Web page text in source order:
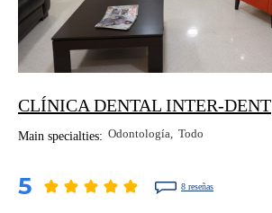
CLÍNICA DENTAL INTER-DENT
Main specialties: Odontología Todo
5 8 reseñas